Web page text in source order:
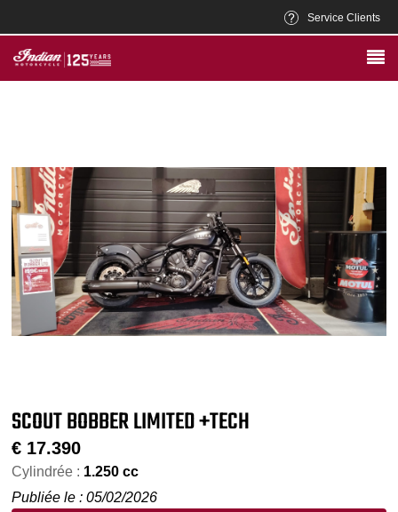
Service Clients
SCOUT BOBBER LIMITED +TECH
€ 17.390
Cylindrée : 1.250 cc
Publiée le : 05/02/2026